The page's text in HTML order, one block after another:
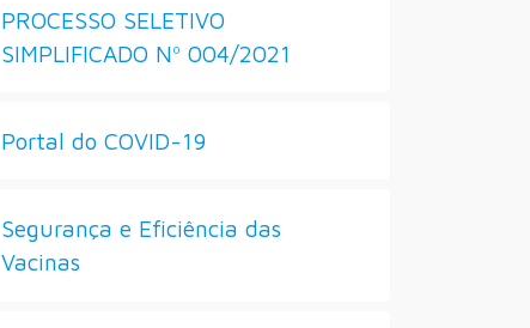
PROCESSO SELETIVO
SIMPLIFICADO Nº 004/2021
Portal do COVID-19
Segurança e Eficiência das
Vacinas